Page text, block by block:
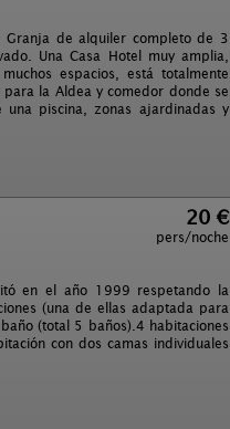
Granja de alquiler completo de 3
Una Casa Hotel muy amplia,
espacios, está totalmente
la Aldea y comedor donde se
piscina, zonas ajardinadas y
20 €
pers/noche
en el año 1999 respetando la
(una de ellas adaptada para
(total 5 baños).4 habitaciones
con dos camas individuales